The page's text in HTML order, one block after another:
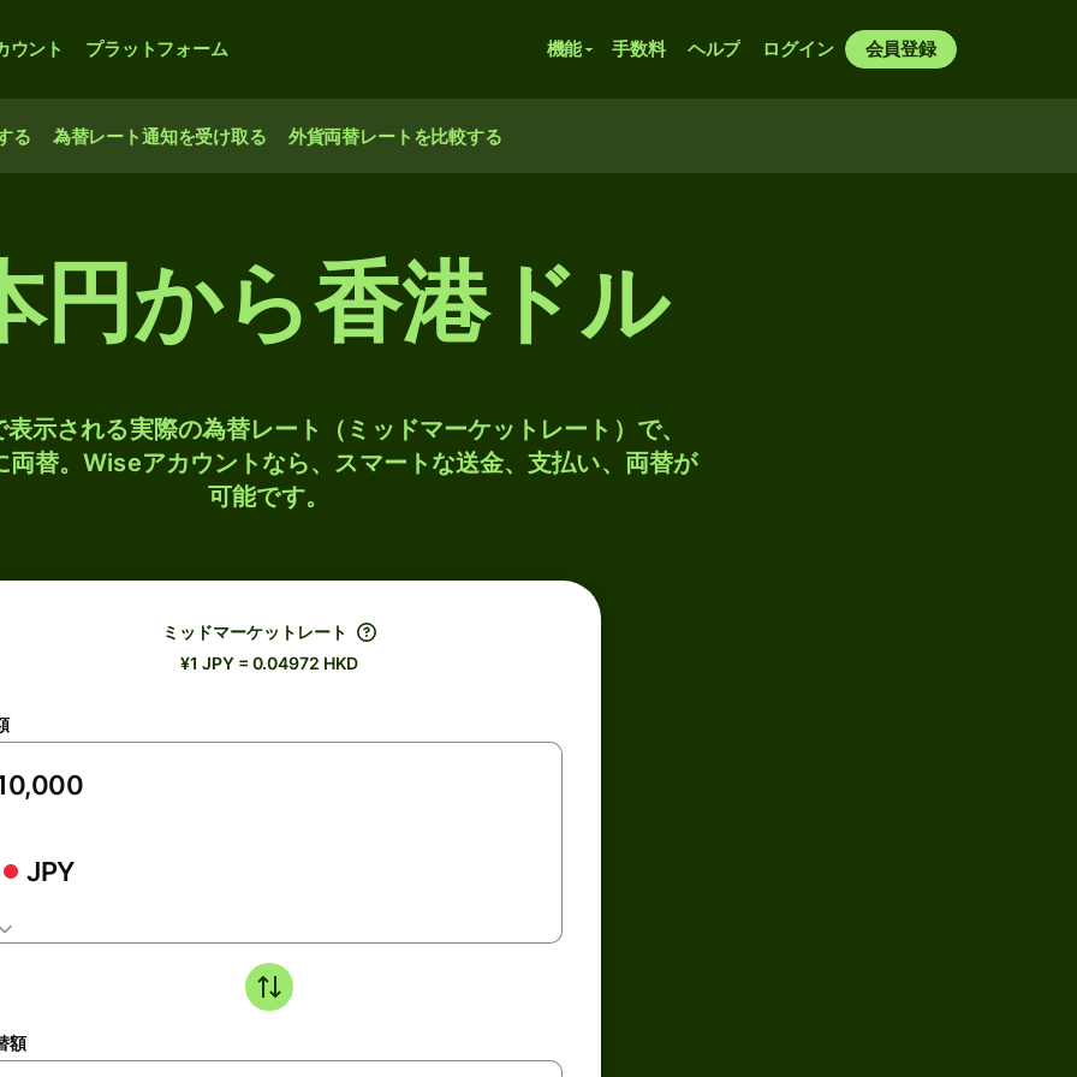
ウント プラットフォーム 機能 手数料 ヘルプ ログイン 会員登録
る 為替レート通知を受け取る 外貨両替レートを比較する
円から香港ドル
示される実際の為替レート（ミッドマーケットレート）で、
両替。Wiseアカウントなら、スマートな送金、支払い、両替が
可能です。
ミッドマーケットレート
¥1 JPY = 0.04972 HKD
JPY
額